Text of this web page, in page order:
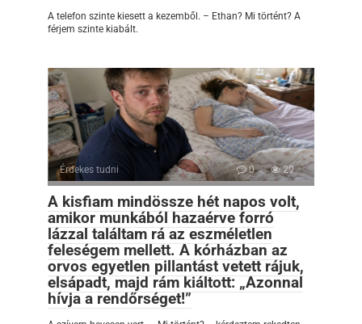
A telefon szinte kiesett a kezemből. – Ethan? Mi történt? A
férjem szinte kiabált.
Érdekes tudni 0 29
A kisfiam mindössze hét napos volt,
amikor munkából hazaérve forró
lázzal találtam rá az eszméletlen
feleségem mellett. A kórházban az
orvos egyetlen pillantást vetett rájuk,
elsápadt, majd rám kiáltott: „Azonnal
hívja a rendőrséget!”